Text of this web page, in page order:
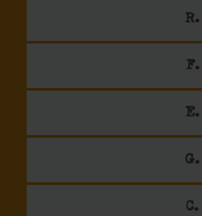
R.
F.
E.
G.
C.